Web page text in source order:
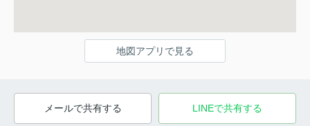
地図アプリで見る
メールで共有する LINEで共有する